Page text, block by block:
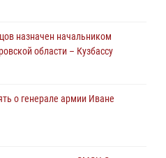
попытку хищения товара
назначен начальником
области – Кузбассу
о генерале армии Иване